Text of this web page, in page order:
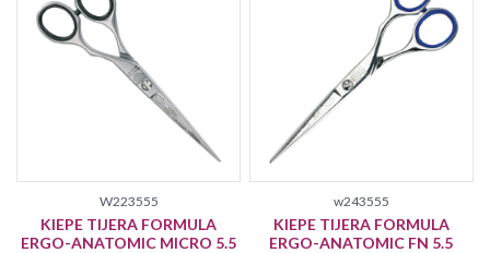
W223555
KIEPE TIJERA FORMULA
ERGO-ANATOMIC MICRO 5.5
w243555
KIEPE TIJERA FORMULA
ERGO-ANATOMIC FN 5.5